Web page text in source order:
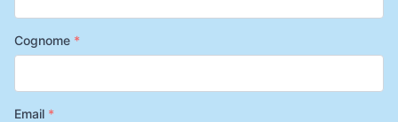
Cognome *
Email *